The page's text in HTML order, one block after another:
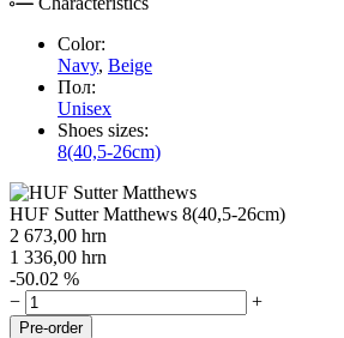
Color:
Navy, Beige
Пол:
Unisex
Shoes sizes:
8(40,5-26cm)
HUF Sutter Matthews 8(40,5-26cm)
2 673,00 hrn
1 336,00 hrn
-50.02 %
−
+
Pre-order